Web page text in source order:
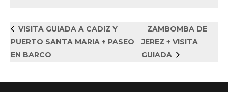
VISITA GUIADA A CADIZ Y
PUERTO SANTA MARIA + PASEO
EN BARCO
ZAMBOMBA DE
JEREZ + VISITA
GUIADA